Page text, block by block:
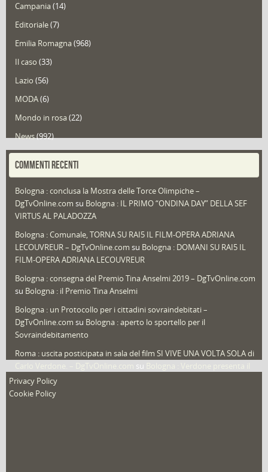
Campania(14)
Editoriale(7)
Emilia Romagna(968)
Il caso (33)
Lazio (56)
MODA(6)
Mondo in rosa(22)
News(992)
Portfolio(1)
Redazioni(1.049)
Speciali (22)
Sport
That's Bologna Magazine(25)
Video (archivio) (263)
COMMENTI RECENTI
Bologna : conclusa la Mostra delle Torce Olimpiche –
DgTvOnline.com su Bologna : IL PRIMO “ONDINA DAY” DELLA SEF
VIRTUS AL PALADOZZA
Bologna : Comunale, TORNA SU RAI5 IL FILM-OPERA ADRIANA
LECOUVREUR – DgTvOnline.com su Bologna : DOMANI SU RAI5 IL
FILM-OPERA ADRIANA LECOUVREUR
Bologna : consegna del Premio Tina Anselmi 2019 – DgTvOnline.com
su Bologna : il Premio Tina Anselmi
Bologna : un Protocollo per i cittadini sovraindebitati –
DgTvOnline.com su Bologna : aperto lo sportello per il
Sovraindebitamento
Roma : uscita posticipata in sala del film SI VIVE UNA VOLTA SOLA di
su
nuovo film
Privacy Policy
Cookie Policy